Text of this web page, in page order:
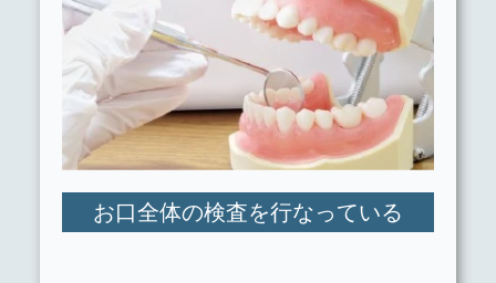
お口全体の検査を行なっている